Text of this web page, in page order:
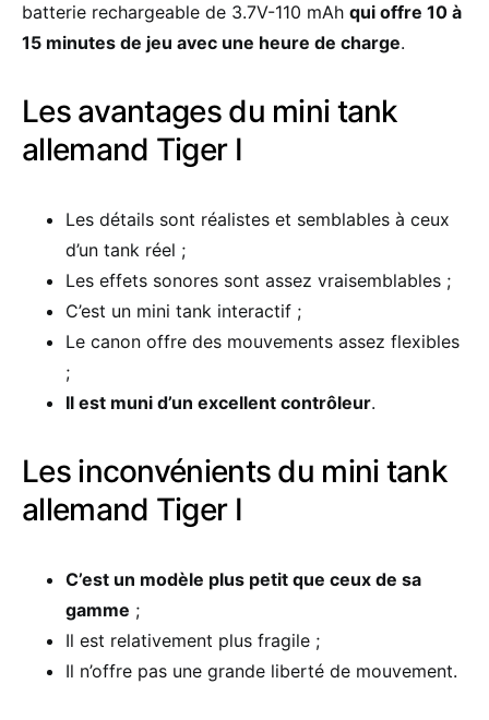
batterie rechargeable de 3.7V-110 mAh qui offre 10 à
15 minutes de jeu avec une heure de charge.
Les avantages du mini tank
allemand Tiger I
Les détails sont réalistes et semblables à ceux
d’un tank réel ;
Les effets sonores sont assez vraisemblables ;
C’est un mini tank interactif ;
Le canon offre des mouvements assez flexibles
;
Il est muni d’un excellent contrôleur.
Les inconvénients du mini tank
allemand Tiger I
C’est un modèle plus petit que ceux de sa
gamme ;
Il est relativement plus fragile ;
Il n’offre pas une grande liberté de mouvement.